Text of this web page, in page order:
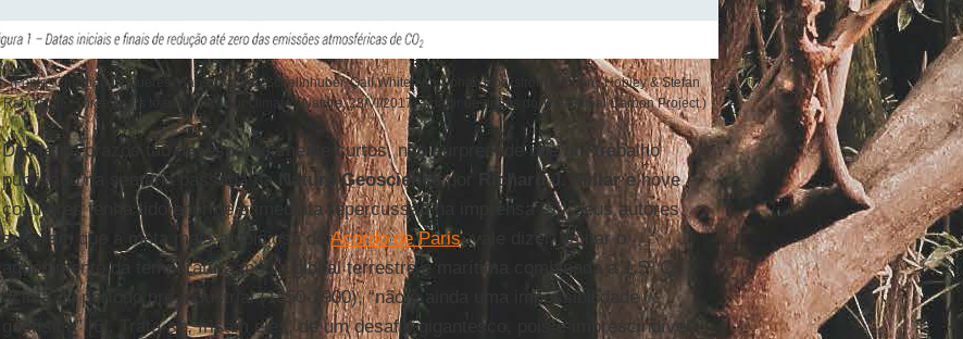
(Fonte: Christiana Figueres, Hans Joachim Schellnhuber, Gail Whiteman, Johan Rockström, Anthony Hobley & Stefan
Rahmstorf, “Three years to safeguard our climate”, Nature, 28/VI/2017, a partir de dados do The Global Carbon Project.)
Diante de prazos tão desesperadamente curtos, não surpreende que um trabalho
publicado na semana passada na Nature Geosciencepor Richard J. Millare nove
coautores tenha tido enorme e imediata repercussão na imprensa [5]. Seus autores
sugerem que a meta mais ambiciosa doAcordo de Paris, vale dizer, limitar o
aquecimento da temperatura média global terrestre e marítima combinada a 1,5º C
acima do período pré-industrial (1850-1900), “não é ainda uma impossibilidade
geofísica” [6]. Trata-se, frisam eles, de um desafio gigantesco, pois é imprescindível,